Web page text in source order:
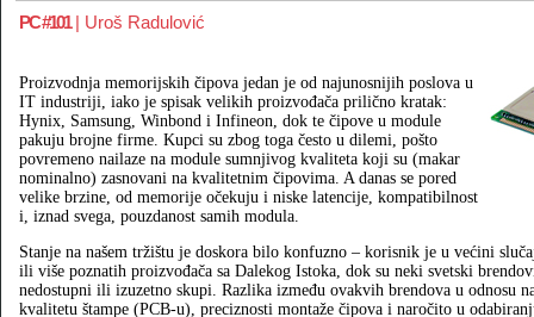
PC #101| Uroš Radulović
Proizvodnja memorijskih čipova jedan je od najunosnijih poslova u
IT industriji, iako je spisak velikih proizvođača prilično kratak:
Hynix, Samsung, Winbond i Infineon, dok te čipove u module
pakuju brojne firme. Kupci su zbog toga često u dilemi, pošto
povremeno nailaze na module sumnjivog kvaliteta koji su (makar
nominalno) zasnovani na kvalitetnim čipovima. A danas se pored
velike brzine, od memorije očekuju i niske latencije, kompatibilnost
i, iznad svega, pouzdanost samih modula.
Stanje na našem tržištu je doskora bilo konfuzno – korisnik je u većini
ili više poznatih proizvođača sa Dalekog Istoka, dok su neki svetski
nedostupni ili izuzetno skupi. Razlika između ovakvih brendova u odnosu
kvalitetu štampe (PCB-u), preciznosti montaže čipova i naročito u